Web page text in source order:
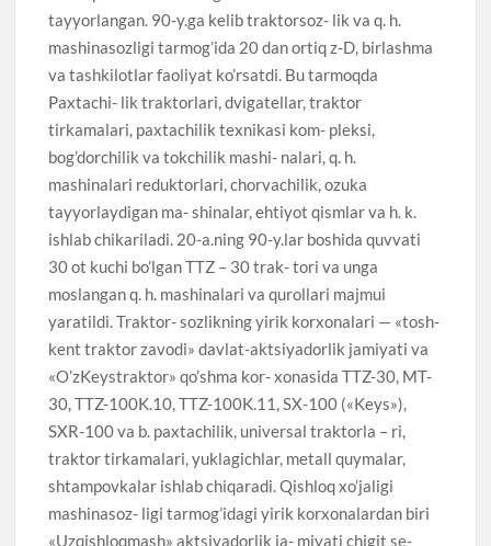
tayyorlangan. 90-y.ga kelib traktorsoz- lik va q. h.
mashinasozligi tarmog’ida 20 dan ortiq z-D, birlashma
va tashkilotlar faoliyat ko’rsatdi. Bu tarmoqda
Paxtachi- lik traktorlari, dvigatellar, traktor
tirkamalari, paxtachilik texnikasi kom- pleksi,
bog’dorchilik va tokchilik mashi- nalari, q. h.
mashinalari reduktorlari, chorvachilik, ozuka
tayyorlaydigan ma- shinalar, ehtiyot qismlar va h. k.
ishlab chikariladi. 20-a.ning 90-y.lar boshida quvvati
30 ot kuchi bo’lgan TTZ – 30 trak- tori va unga
moslangan q. h. mashinalari va qurollari majmui
yaratildi. Traktor- sozlikning yirik korxonalari — «tosh-
kent traktor zavodi» davlat-aktsiyadorlik jamiyati va
«O’zKeystraktor» qo’shma kor- xonasida TTZ-30, MT-
30, TTZ-100K.10, TTZ-100K.11, SX-100 («Keys»),
SXR-100 va b. paxtachilik, universal traktorla – ri,
traktor tirkamalari, yuklagichlar, metall quymalar,
shtampovkalar ishlab chiqaradi. Qishloq xo’jaligi
mashinasoz- ligi tarmog’idagi yirik korxonalardan biri
«Uzqishloqmash» aktsiyadorlik ja- miyati chigit se-